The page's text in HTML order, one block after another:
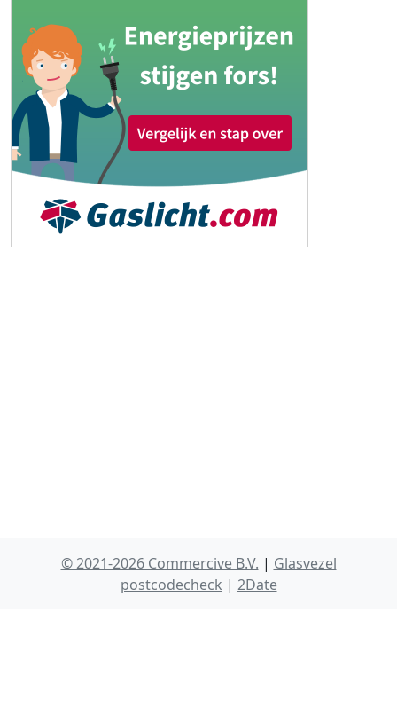
© 2021-2026 Commercive B.V. | Glasvezel
postcodecheck | 2Date